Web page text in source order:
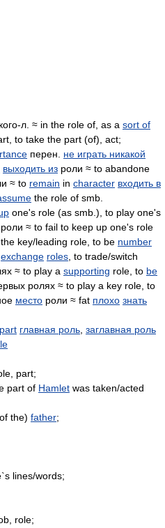
л. ≈ in the role of, as a sort of
to take the part (of), act;
перен. не играть никакой
выходить из роли ≈ to abandone
≈ to remain in character входить в
the role of smb.
one's role (as smb.), to play one's
роли ≈ to fail to keep up one's role
key/leading role, to be number
exchange roles , to trade/switch
≈ to play a supporting role, to be
ролях ≈ to play a key role, to
место роли ≈ fat плохо знать
главная роль заглавная роль
part;
part of Hamlet was taken/acted
the) father;
lines/words;
role;